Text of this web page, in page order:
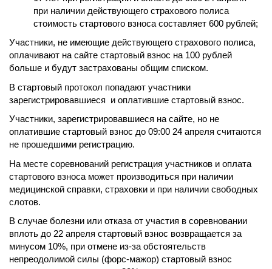
при наличии действующего страхового полиса
стоимость стартового взноса составляет 600 рублей;
Участники, не имеющие действующего страхового полиса,
оплачивают на сайте стартовый взнос на 100 рублей
больше и будут застрахованы общим списком.
В стартовый протокол попадают участники
зарегистрировавшиеся и оплатившие стартовый взнос.
Участники, зарегистрировавшиеся на сайте, но не
оплатившие стартовый взнос до 09:00 24 апреля считаются
не прошедшими регистрацию.
На месте соревнований регистрация участников и оплата
стартового взноса может производиться при наличии
медицинской справки, страховки и при наличии свободных
слотов.
В случае болезни или отказа от участия в соревновании
вплоть до 22 апреля стартовый взнос возвращается за
минусом 10%, при отмене из-за обстоятельств
непреодолимой силы (форс-мажор) стартовый взнос